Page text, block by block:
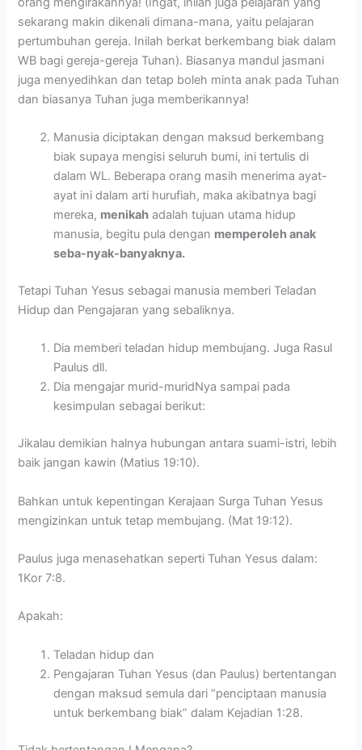
sekarang makin dikenali dimana-mana, yaitu pelajaran
pertumbuhan gereja. Inilah berkat berkembang biak dalam
WB bagi gereja-gereja Tuhan). Biasanya mandul jasmani
juga menyedihkan dan tetap boleh minta anak pada Tuhan
dan biasanya Tuhan juga memberikannya!
Manusia diciptakan dengan maksud berkembang
biak supaya mengisi seluruh bumi, ini tertulis di
dalam WL. Beberapa orang masih menerima ayat-
ayat ini dalam arti hurufiah, maka akibatnya bagi
mereka, menikah adalah tujuan utama hidup
manusia, begitu pula dengan memperoleh anak
seba-nyak-banyaknya.
Tetapi Tuhan Yesus sebagai manusia memberi Teladan
Hidup dan Pengajaran yang sebaliknya.
Dia memberi teladan hidup membujang. Juga Rasul
Paulus dll.
Dia mengajar murid-muridNya sampai pada
kesimpulan sebagai berikut:
Jikalau demikian halnya hubungan antara suami-istri, lebih
baik jangan kawin (Matius 19:10).
Bahkan untuk kepentingan Kerajaan Surga Tuhan Yesus
mengizinkan untuk tetap membujang. (Mat 19:12).
Paulus juga menasehatkan seperti Tuhan Yesus dalam:
1Kor 7:8.
Apakah:
Teladan hidup dan
Pengajaran Tuhan Yesus (dan Paulus) bertentangan
dengan maksud semula dari “penciptaan manusia
untuk berkembang biak” dalam Kejadian 1:28.